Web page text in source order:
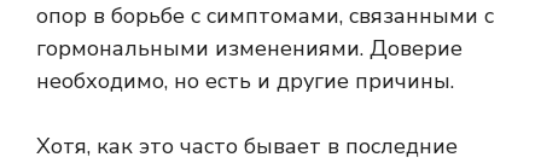
опор в борьбе с симптомами, связанными с
гормональными изменениями. Доверие
необходимо, но есть и другие причины.
Хотя, как это часто бывает в последние